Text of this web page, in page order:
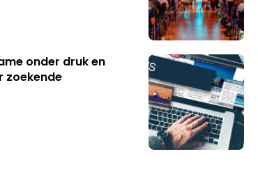
onder druk en
zoekende